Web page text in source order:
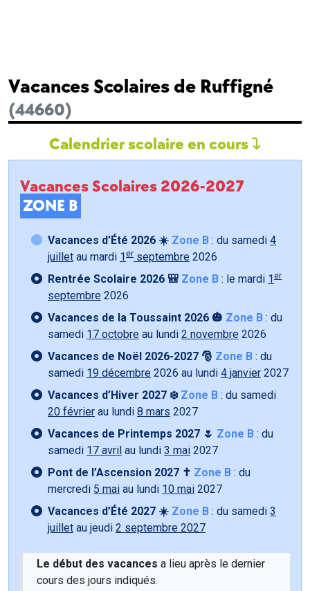
Vacances Scolaires de Ruffigné
(44660)
Calendrier scolaire en cours
Vacances Scolaires 2026-2027
ZONE B
Vacances d’Été 2026 ☀️ Zone B : du samedi 4
juillet au mardi 1 er septembre 2026
Rentrée Scolaire 2026 🎒 Zone B : le mardi 1 er
septembre 2026
Vacances de la Toussaint 2026 🎃 Zone B : du
samedi 17 octobre au lundi 2 novembre 2026
Vacances de Noël 2026-2027 🎅 Zone B : du
samedi 19 décembre 2026 au lundi 4 janvier 2027
Vacances d’Hiver 2027 ❄️ Zone B : du samedi
20 février au lundi 8 mars 2027
Vacances de Printemps 2027 🌷 Zone B : du
samedi 17 avril au lundi 3 mai 2027
Pont de l’Ascension 2027 ✝️ Zone B : du
mercredi 5 mai au lundi 10 mai 2027
Vacances d’Été 2027 ☀️ Zone B : du samedi 3
juillet au jeudi 2 septembre 2027
Le début des vacances a lieu après le dernier
cours des jours indiqués.